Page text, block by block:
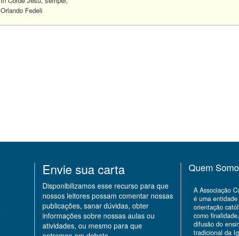
Orlando Fedeli
Envie sua carta
Disponibilizamos esse recurso para que
nossos leitores possam comentar nossas
publicações, sanar dúvidas, obter
informações sobre nossas aulas ou
atividades, ou mesmo para que
Quem
A Associação
é uma
orientação
como
difusão do
tradicional da